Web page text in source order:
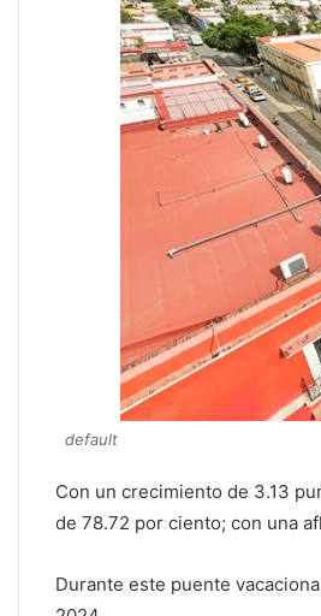
default
Con un crecimiento de 3.13
de 78.72 por ciento; con una
Durante este puente